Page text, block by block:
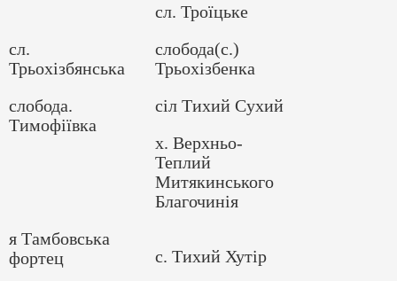
сл. Троїцьке
сл.
Трьохізбянська
слобода(с.)
Трьохізбенка
слобода.
Тимофіївка
сіл Тихий Сухий
х. Верхньо-
Теплий
Митякинського
Благочинія
я Тамбовська
фортец
с. Тихий Хутір